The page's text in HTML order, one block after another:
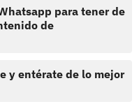
para tener de
de
y entérate de lo mejor